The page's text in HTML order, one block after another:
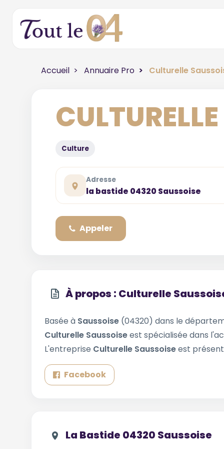
Accueil Annuaire Pro Culturelle
Culture
Adresse
la bastide 04320 Saussoise
Appeler
À propos : Culturelle
Basée à Saussoise (04320) dans le
Culturelle Saussoiseest spécialisée dans
L'entreprise Culturelle Saussoiseest
Facebook
La Bastide 04320 Saussoise